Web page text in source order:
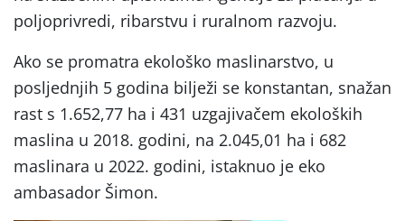
poljoprivredi, ribarstvu i ruralnom razvoju.
Ako se promatra ekološko maslinarstvo, u
posljednjih 5 godina bilježi se konstantan, snažan
rast s 1.652,77 ha i 431 uzgajivačem ekoloških
maslina u 2018. godini, na 2.045,01 ha i 682
maslinara u 2022. godini, istaknuo je eko
ambasador Šimon.